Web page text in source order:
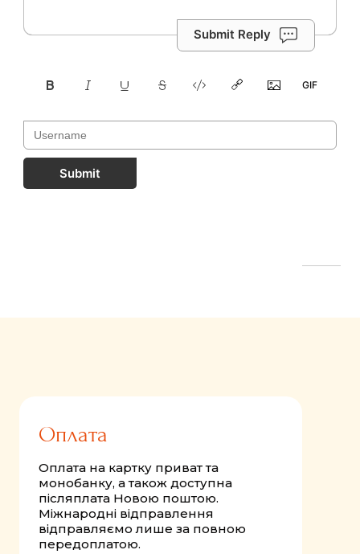
Submit Reply
Submit
Оплата
Оплата на картку приват та
монобанку, а також доступна
післяплата Новою поштою.
Міжнародні відправлення
відправляємо лише за повною
передоплатою.